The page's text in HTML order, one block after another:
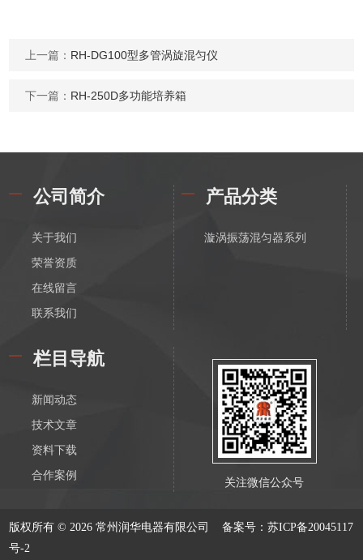
上一篇： RH-DG100型多管涡旋混匀仪
下一篇： RH-250D多功能培养箱
公司简介
关于我们
荣誉资质
在线留言
联系我们
产品分类
漩涡振荡混匀器系列
栏目导航
新闻动态
技术文章
资料下载
合作案例
关注微信公众号
版权所有 © 2026 常州润华电器有限公司备案号：苏ICP备20045117
号-2